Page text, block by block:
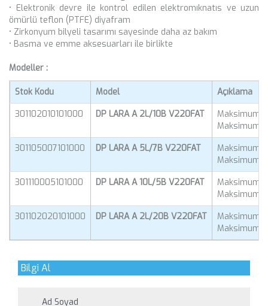
• Elektronik devre ile kontrol edilen elektromıknatıs ve uzun
ömürlü teflon (PTFE) diyafram
• Zirkonyum bilyeli tasarımı sayesinde daha az bakım
• Basma ve emme aksesuarları ile birlikte
Modeller :
Stok Kodu Model
Açıklama
301102010101000
DP LARA A 2L/10B V220FAT
Maksimum
Maksimum
301105007101000
DP LARA A 5L/7B V220FAT
Maksimum 7
Maksimum
301110005101000
DP LARA A 10L/5B V220FAT
Maksimum 5
Maksimum
301102020101000
DP LARA A 2L/20B V220FAT
Maksimum
Maksimum
Bilgi Al